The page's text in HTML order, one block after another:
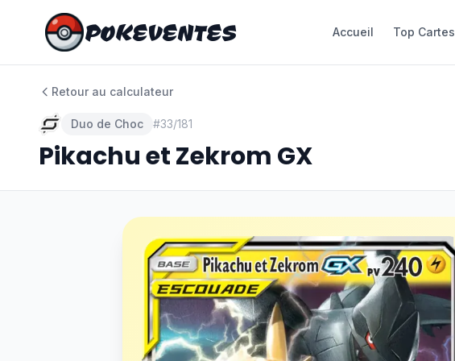
POKEVENTES Accueil Top Cartes
POKEVENTES Accueil Top Cartes
Retour au calculateur
Duo de Choc #33/181
Pikachu et Zekrom GX